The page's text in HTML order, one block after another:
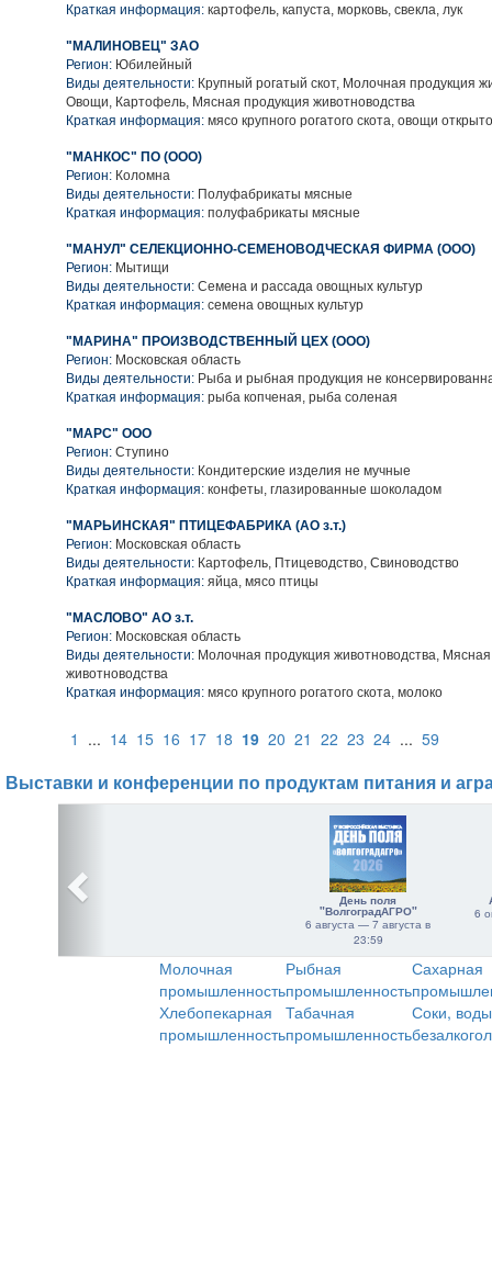
Краткая информация: картофель, капуста, морковь, свекла, лук
"МАЛИНОВЕЦ" ЗАО
Регион: Юбилейный
Виды деятельности: Крупный рогатый скот, Молочная продукция
Овощи, Картофель, Мясная продукция животноводства
Краткая информация: мясо крупного рогатого скота, овощи
"МАНКОС" ПО (ООО)
Регион: Коломна
Виды деятельности: Полуфабрикаты мясные
Краткая информация: полуфабрикаты мясные
"МАНУЛ" СЕЛЕКЦИОННО-СЕМЕНОВОДЧЕСКАЯ ФИРМА (ООО)
Регион: Мытищи
Виды деятельности: Семена и рассада овощных культур
Краткая информация: семена овощных культур
"МАРИНА" ПРОИЗВОДСТВЕННЫЙ ЦЕХ (ООО)
Регион: Московская область
Виды деятельности: Рыба и рыбная продукция не
Краткая информация: рыба копченая, рыба соленая
"МАРС" ООО
Регион: Ступино
Виды деятельности: Кондитерские изделия не мучные
Краткая информация: конфеты, глазированные шоколадом
"МАРЬИНСКАЯ" ПТИЦЕФАБРИКА (АО з.т.)
Регион: Московская область
Виды деятельности: Картофель, Птицеводство, Свиноводство
Краткая информация: яйца, мясо птицы
"МАСЛОВО" АО з.т.
Регион: Московская область
Виды деятельности: Молочная продукция животноводства,
животноводства
Краткая информация: мясо крупного рогатого скота, молоко
1 ... 14 15 16 17 18 19 20 21 22 23 24 ... 59
Выставки и конференции по продуктам питания и
День поля
"ВолгоградАГРО"
6 августа — 7 августа в
23:59
6
Молочная
промышленность
Рыбная
промышленность
Сахарная
Хлебопекарная
промышленность
Табачная
промышленность
Соки,